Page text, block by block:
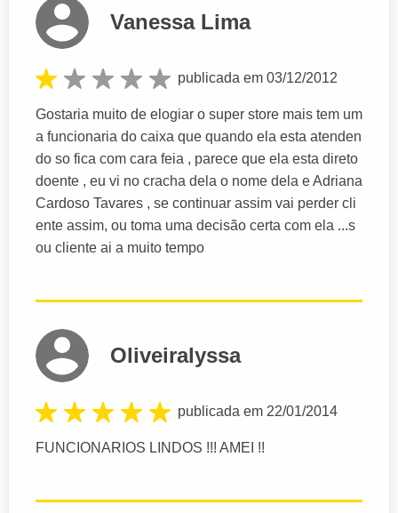
Vanessa Lima
publicada em 03/12/2012
Gostaria muito de elogiar o super store mais tem um
a funcionaria do caixa que quando ela esta atenden
do so fica com cara feia , parece que ela esta direto
doente , eu vi no cracha dela o nome dela e Adriana
Cardoso Tavares , se continuar assim vai perder cli
ente assim, ou toma uma decisão certa com ela ...s
ou cliente ai a muito tempo
Oliveiralyssa
publicada em 22/01/2014
FUNCIONARIOS LINDOS !!! AMEI !!